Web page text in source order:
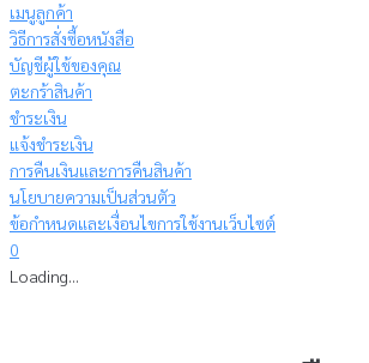
เมนูลูกค้า
วิธีการสั่งซื้อหนังสือ
บัญชีผู้ใช้ของคุณ
ตะกร้าสินค้า
ชำระเงิน
แจ้งชำระเงิน
การคืนเงินและการคืนสินค้า
นโยบายความเป็นส่วนตัว
ข้อกำหนดและเงื่อนไขการใช้งานเว็บไซต์
0
Loading...